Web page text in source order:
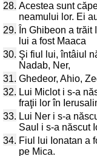
28. Acestea sunt
neamului lor. Ei
29. În Ghibeon a
lui a fost Maaca
30. Şi fiul lui, întâiul
Nadab, Ner,
31. Ghedeor, Ahio,
32. Lui Miclot i s-a
fraţii lor în
33. Lui Ner i s-a
Saul i s-a născut
34. Fiul lui Ionatan a
pe Mica.